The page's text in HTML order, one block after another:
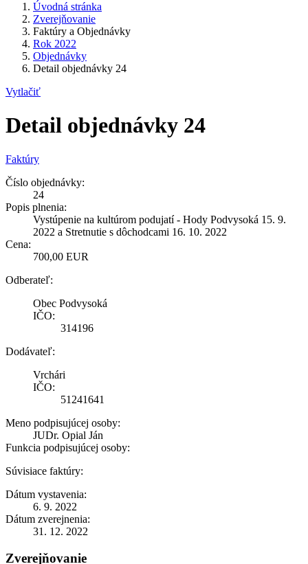
Úvodná stránka
Zverejňovanie
Faktúry a Objednávky
Rok 2022
Objednávky
Detail objednávky 24
Vytlačiť
Detail objednávky 24
Faktúry
Číslo objednávky:
24
Popis plnenia:
Vystúpenie na kultúrom podujatí - Hody Podvysoká 15. 9.
2022 a Stretnutie s dôchodcami 16. 10. 2022
Cena:
700,00 EUR
Odberateľ:
Obec Podvysoká
IČO:
314196
Dodávateľ:
Vrchári
IČO:
51241641
Meno podpisujúcej osoby:
JUDr. Opial Ján
Funkcia podpisujúcej osoby:
Súvisiace faktúry:
Dátum vystavenia:
6. 9. 2022
Dátum zverejnenia:
31. 12. 2022
Zverejňovanie